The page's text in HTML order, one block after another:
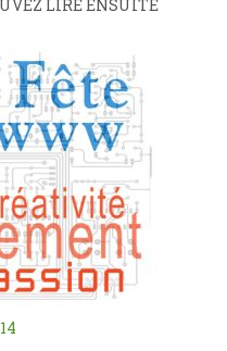
LIRE ENSUITE